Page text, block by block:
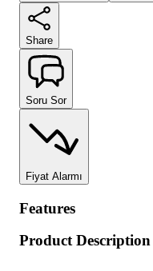
Share
Soru Sor
Fiyat Alarmı
Features
Product Description